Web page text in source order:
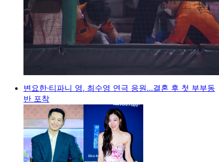
변요한·티파니 영, 최수영 연극 응원…결혼 후 첫 부부동
반 포착